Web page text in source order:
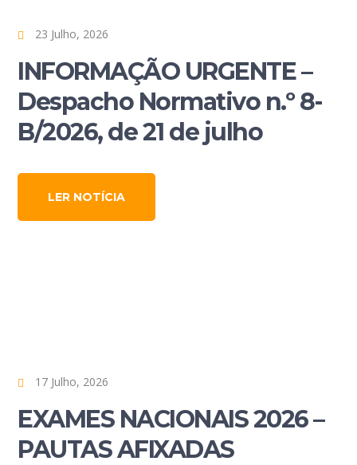
23 Julho, 2026
INFORMAÇÃO URGENTE –
Despacho Normativo n.º 8-
B/2026, de 21 de julho
LER NOTÍCIA
17 Julho, 2026
EXAMES NACIONAIS 2026 –
PAUTAS AFIXADAS